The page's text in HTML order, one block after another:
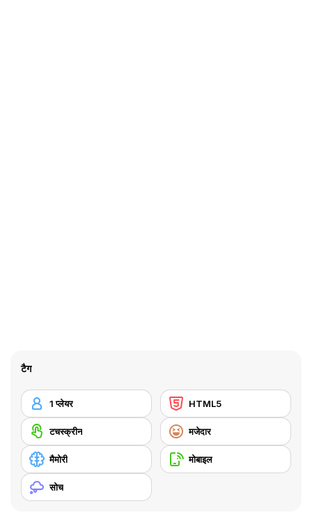
टैग
1 प्लेयर HTML5
टचस्क्रीन मजेदार
मैमोरी मोबाइल
सोच